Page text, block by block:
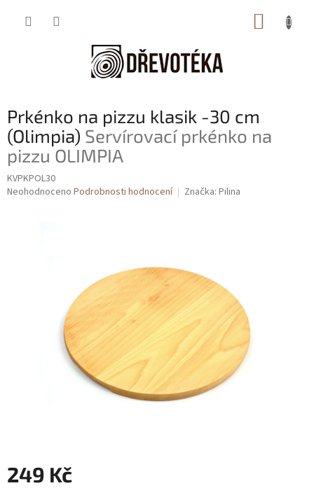
Prkénko na pizzu klasik -30 cm
(Olimpia) Servírovací prkénko na
pizzu OLIMPIA
KVPKPOL30
Průměrné
Neohodnoceno Podrobnosti hodnocení Značka: Pilina
249 Kč